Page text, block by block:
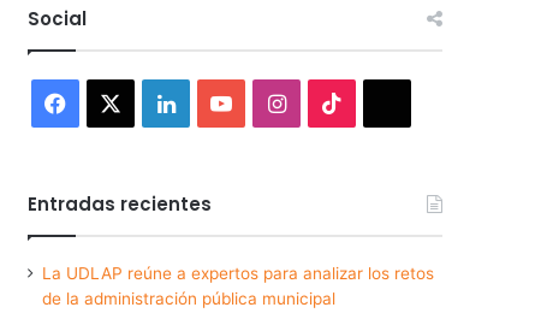
Social
Facebook LinkedInYouTubeInstagram
Entradas recientes
La UDLAP reúne a expertos para analizar los retos
de la administración pública municipal